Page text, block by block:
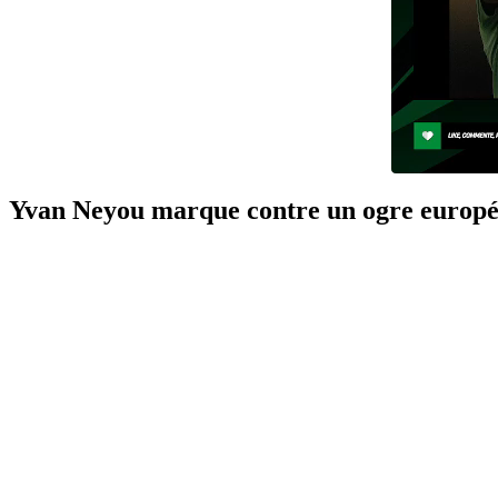
Yvan Neyou marque contre un ogre